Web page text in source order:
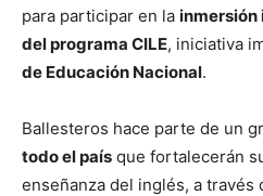
para participar en la inmersión
del programa CILE, iniciativa
de Educación Nacional.
Ballesteros hace parte de un
todo el país que fortalecerán
enseñanza del inglés, a través